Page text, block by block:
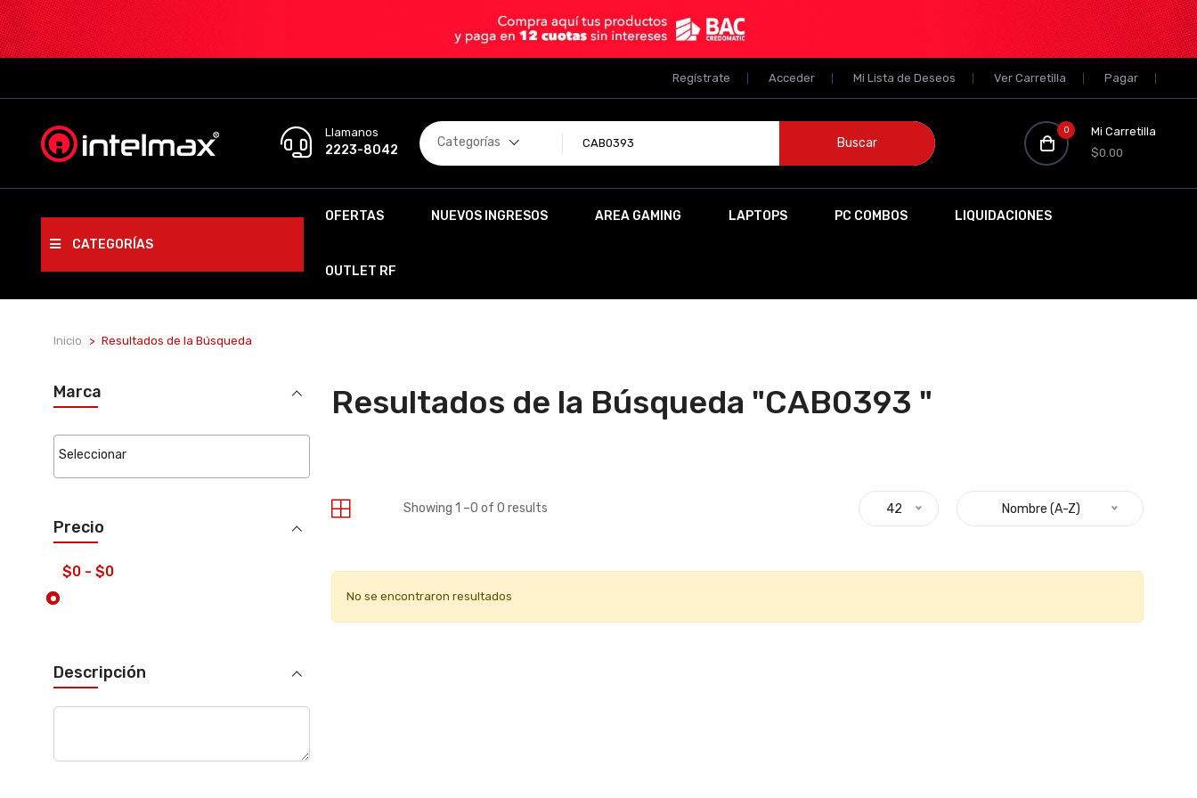
Regístrate Acceder Mi Lista de Deseos Ver Carretilla Pagar
Llamanos
2223-8042 Buscar
Categorías
0
Mi Carretilla
$0.00
CATEGORÍAS
OFERTAS NUEVOS INGRESOS AREA GAMING LAPTOPS PC COMBOS LIQUIDACIONES
OUTLET RF
Inicio Resultados de la Búsqueda
Marca
Precio
Descripción
Resultados de la Búsqueda "CAB0393 "
Showing 1 –0 of 0 results 42 Nombre (A-Z)
No se encontraron resultados